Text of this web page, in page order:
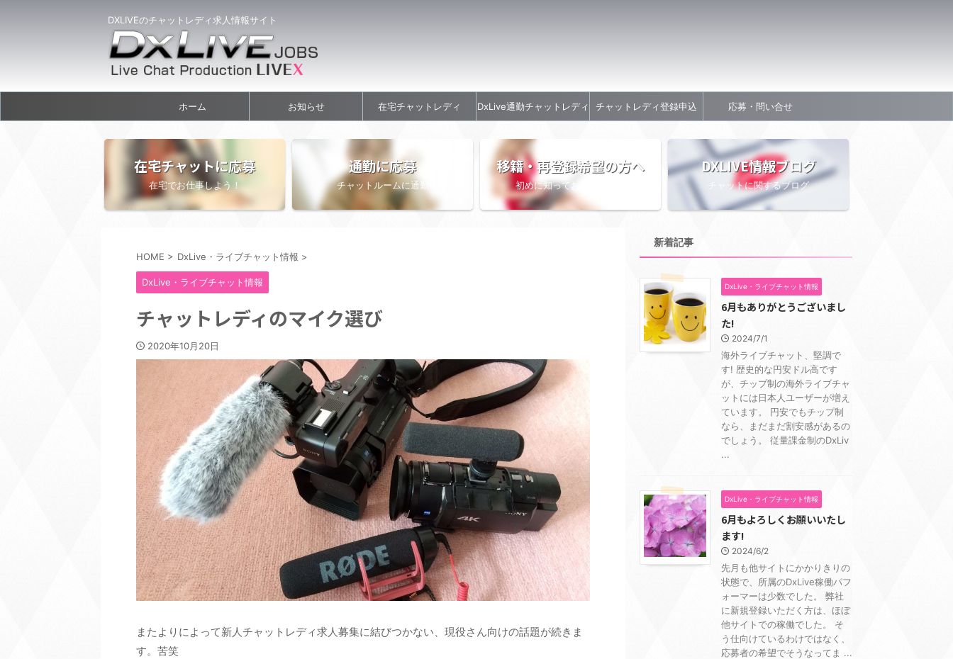
DXLIVEのチャットレディ求人情報サイト
ホーム お知らせ 在宅チャットレディ DxLive通勤チャットレディ チャットレディ登録申込 応募・問い合せ
在宅チャットに応募
在宅でお仕事しよう！
通勤に応募
チャットルームに通勤
移籍・再登録希望の方へ
初めに知っておきたい情報
DXLIVE情報ブログ
チャットに関するブログ
HOME > DxLive・ライブチャット情報 >
DxLive・ライブチャット情報
チャットレディのマイク選び
2020年10月20日
またよりによって新人チャットレディ求人募集に結びつかない、現役さん向けの話題が続きま
す。苦笑
新着記事
DxLive・ライブチャット情報
6月もありがとうございまし
た!
2024/7/1
海外ライブチャット、堅調で
す! 歴史的な円安ドル高です
が、チップ制の海外ライブチャ
ットには日本人ユーザーが増え
ています。 円安でもチップ制
なら、まだまだ割安感があるの
でしょう。 従量課金制のDxLiv
...
DxLive・ライブチャット情報
6月もよろしくお願いいたし
ます!
2024/6/2
先月も他サイトにかかりきりの
状態で、所属のDxLive稼働パフ
ォーマーは少数でした。 弊社
に新規登録いただく方は、ほぼ
他サイトでの稼働でした。 そ
う仕向けているわけではなく、
応募者の希望でそうなってま ...